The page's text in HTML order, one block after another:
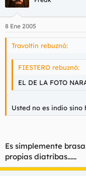
8 Ene 2005
Travoltin rebuznó:
FIESTERO rebuznó:
EL DE LA FOTO
Usted no es indio sino
Es simplemente
propias diatribas......